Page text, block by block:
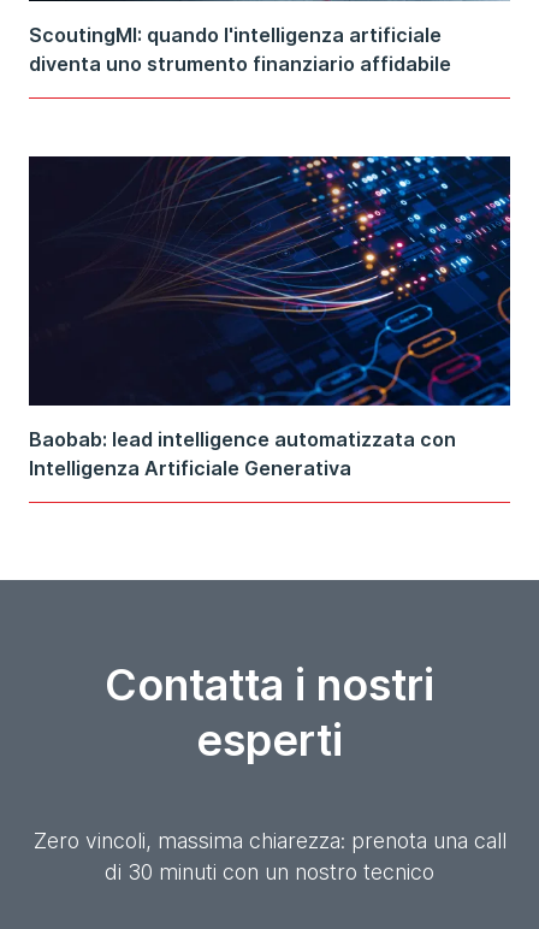
ScoutingMI: quando l'intelligenza artificiale
diventa uno strumento finanziario affidabile
Baobab: lead intelligence automatizzata con
Intelligenza Artificiale Generativa
Contatta i nostri
esperti
Zero vincoli, massima chiarezza: prenota una call
di 30 minuti con un nostro tecnico